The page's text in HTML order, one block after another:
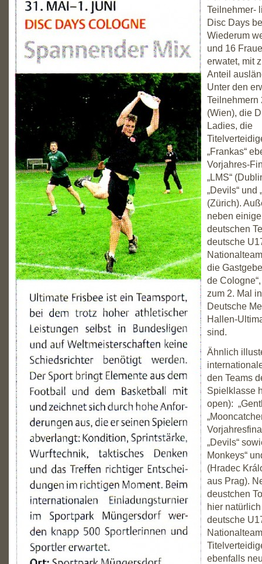
Teilnehmer-
Disc Days
Wiederum
und 16
erwatet, mit
Anteil
Unter den
Teilnehmern
(Wien), die
Ladies, die
„Frankas“
Vorjahres-
„LMS“
„Devils“ und
(Zürich).
neben
deutschen
deutsche
die
de
zum 2. Mal
Deutsche
Hallen-
sind.
Ähnlich
den Teams
Spielklasse
open):
„Devils“
Monkeys“
(Hradec
aus Prag).
deustchen
hier
deutsche
ebenfalls